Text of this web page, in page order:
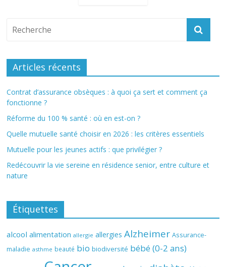
Articles récents
Contrat d’assurance obsèques : à quoi ça sert et comment ça
fonctionne ?
Réforme du 100 % santé : où en est-on ?
Quelle mutuelle santé choisir en 2026 : les critères essentiels
Mutuelle pour les jeunes actifs : que privilégier ?
Redécouvrir la vie sereine en résidence senior, entre culture et
nature
Étiquettes
alcool alimentation allergie allergies Alzheimer Assurance-
maladie asthme beauté bio biodiversité bébé (0-2 ans)